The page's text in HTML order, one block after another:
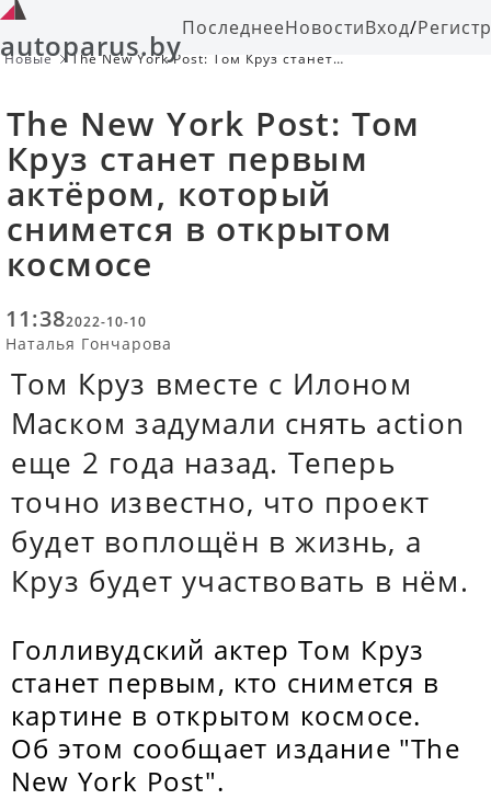
autoparus.byПоследнееНовостиВход/
Новые
The New York Post: Том Круз станет
The New York Post: Том
Круз станет первым
актёром, который
снимется в открытом
космосе
11:382022-10-10
Наталья Гончарова
Том Круз вместе с Илоном
Маском задумали снять action
еще 2 года назад. Теперь
точно известно, что проект
будет воплощён в жизнь, а
Круз будет участвовать в нём.
Голливудский актер Том Круз
станет первым, кто снимется в
картине в открытом космосе.
Об этом сообщает издание "The
New York Post".